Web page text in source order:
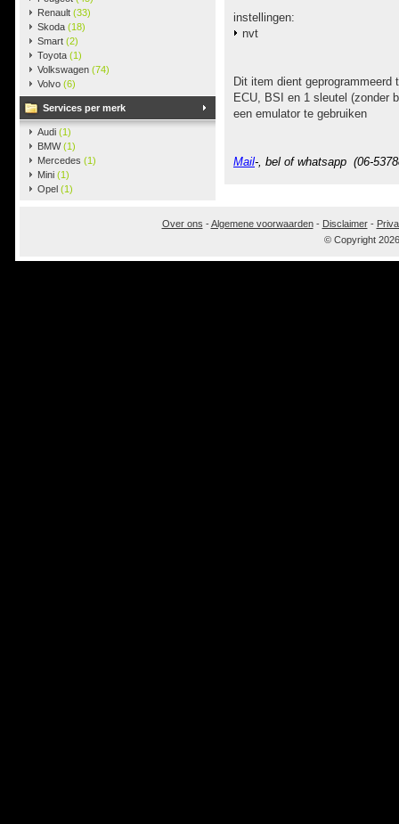
Renault (33)
Skoda (18)
Smart (2)
Toyota (1)
Volkswagen (74)
Volvo (6)
Services per merk
Audi (1)
BMW(1)
Mercedes (1)
Mini (1)
Opel (1)
instellingen:
nvt
Dit item dient
ECU, BSI en 1 sleutel (zonder
een emulator te gebruiken
Mail-, bel of whatsapp (06-
Over ons -Algemene voorwaarden- Disclaimer-
© Copyright